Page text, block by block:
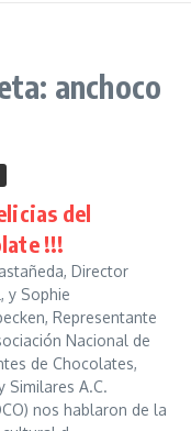
anchoco
del
!!!
Director
y Sophie
Representante
Nacional de
de Chocolates,
Similares A.C.
nos hablaron de la